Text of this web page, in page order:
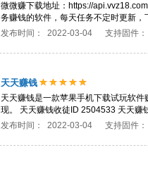
微微赚下载地址：https://
务赚钱的软件，每天任务不定时更新，
发布时间： 2022-03-04 支持固件：
天天赚钱
天天赚钱是一款苹果手机下载试玩软
现。 天天赚钱收徒ID 2504533 天天赚
发布时间： 2022-03-04 支持固件：